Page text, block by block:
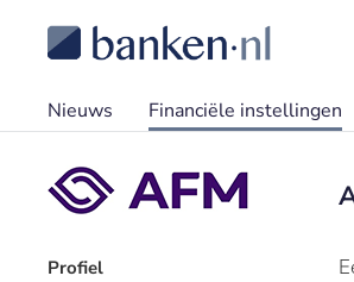
Nieuws Financiële instellingen
Profiel